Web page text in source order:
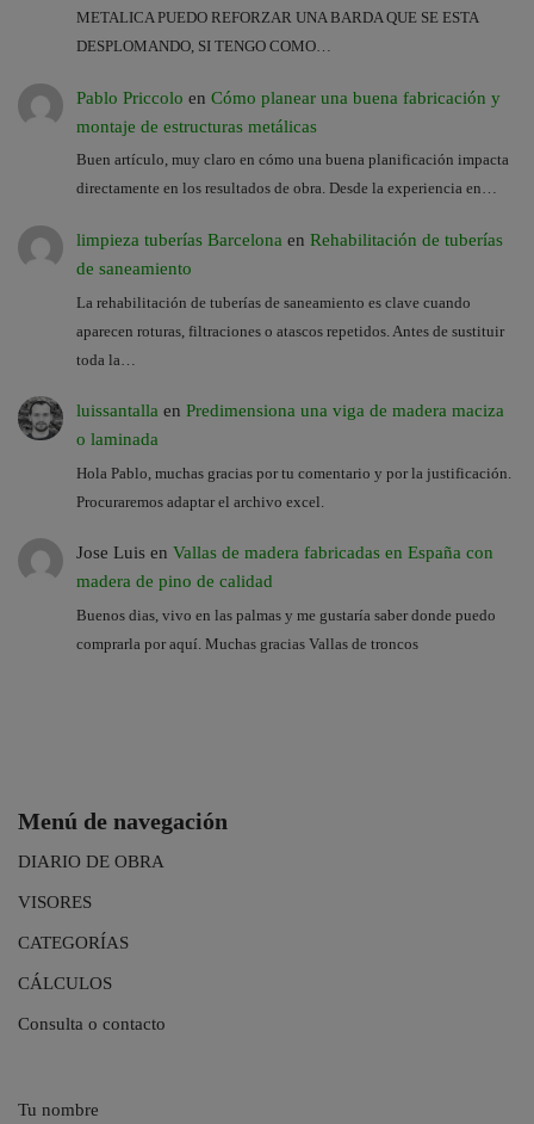
METALICA PUEDO REFORZAR UNA BARDA QUE SE ESTA
DESPLOMANDO, SI TENGO COMO…
Pablo Priccolo en Cómo planear una buena fabricación y
montaje de estructuras metálicas
Buen artículo, muy claro en cómo una buena planificación impacta
directamente en los resultados de obra. Desde la experiencia en…
limpieza tuberías Barcelona en Rehabilitación de tuberías
de saneamiento
La rehabilitación de tuberías de saneamiento es clave cuando
aparecen roturas, filtraciones o atascos repetidos. Antes de sustituir
toda la…
luissantalla en Predimensiona una viga de madera maciza
o laminada
Hola Pablo, muchas gracias por tu comentario y por la justificación.
Procuraremos adaptar el archivo excel.
Jose Luis en Vallas de madera fabricadas en España con
madera de pino de calidad
Buenos dias, vivo en las palmas y me gustaría saber donde puedo
comprarla por aquí. Muchas gracias Vallas de troncos
Menú de navegación
DIARIO DE OBRA
VISORES
CATEGORÍAS
CÁLCULOS
Consulta o contacto
Tu nombre